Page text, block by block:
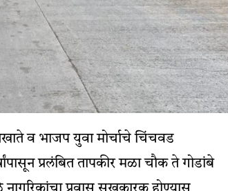
व भाजप युवा मोर्चाचे चिंचवड
प्रलंबित तापकीर मळा चौक ते गोडांबे